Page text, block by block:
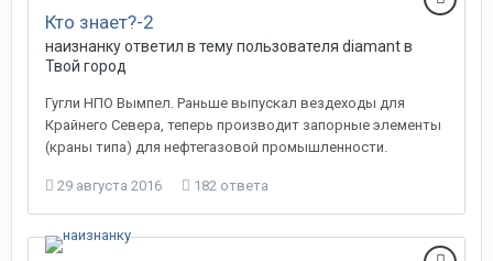
Кто знает?-2
наизнанкуответил в тему пользователя diamantв
Твой город
Гугли НПО Вымпел. Раньше выпускал вездеходы для
Крайнего Севера, теперь производит запорные элементы
(краны типа) для нефтегазовой промышленности.
29 августа 2016 182 ответа